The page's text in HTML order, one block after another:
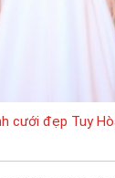
cưới đẹp Tuy